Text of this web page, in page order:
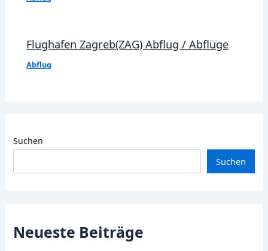
Flughafen Zagreb(ZAG) Abflug / Abflüge
Abflug
Suchen
Suchen
Neueste Beiträge